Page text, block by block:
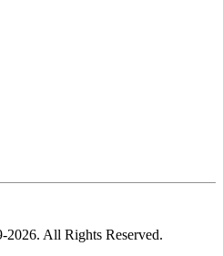
2026. All Rights Reserved.